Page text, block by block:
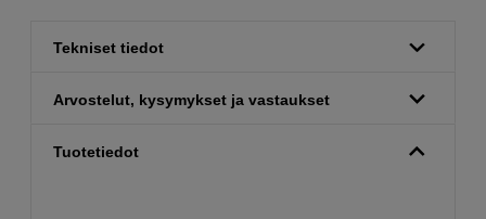
Tekniset tiedot
Arvostelut, kysymykset ja vastaukset
Tuotetiedot